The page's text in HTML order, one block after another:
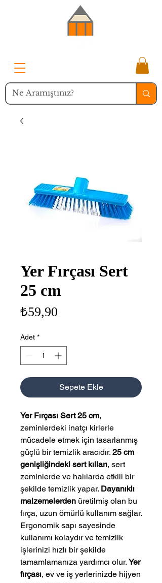
Yer Fırçası Sert
25 cm
₺59,90
Adet *
Sepete Ekle
Yer Fırçası Sert 25 cm,
zeminlerdeki inatçı kirlerle
mücadele etmek için tasarlanmış
güçlü bir temizlik aracıdır. 25 cm
genişliğindeki sert kılları, sert
zeminlerde ve halılarda etkili bir
şekilde temizlik yapar. Dayanıklı
malzemelerden üretilmiş olan bu
fırça, uzun ömürlü kullanım sağlar.
Ergonomik sapı sayesinde
kullanımı kolaydır ve temizlik
işlerinizi hızlı bir şekilde
tamamlamanıza yardımcı olur. Yer
fırçası, ev ve iş yerlerinizde hijyen